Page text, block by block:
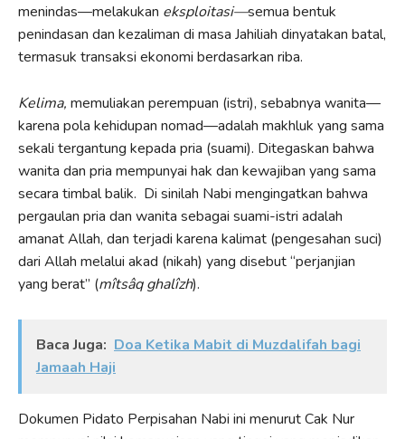
menindas—melakukan eksploitasi—semua bentuk
penindasan dan kezaliman di masa Jahiliah dinyatakan batal,
termasuk transaksi ekonomi berdasarkan riba.
Kelima, memuliakan perempuan (istri), sebabnya wanita—
karena pola kehidupan nomad—adalah makhluk yang sama
sekali tergantung kepada pria (suami). Ditegaskan bahwa
wanita dan pria mempunyai hak dan kewajiban yang sama
secara timbal balik. Di sinilah Nabi mengingatkan bahwa
pergaulan pria dan wanita sebagai suami-istri adalah
amanat Allah, dan terjadi karena kalimat (pengesahan suci)
dari Allah melalui akad (nikah) yang disebut “perjanjian
yang berat” (mîtsâq ghalîzh).
Baca Juga: Doa Ketika Mabit di Muzdalifah bagi
Jamaah Haji
Dokumen Pidato Perpisahan Nabi ini menurut Cak Nur